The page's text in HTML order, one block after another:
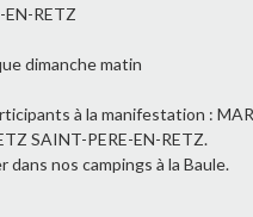
EN-RETZ
dimanche matin
à la manifestation :
SAINT-PERE-EN-RETZ.
dans nos campings à la Baule.